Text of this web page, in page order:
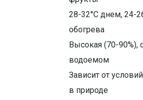
28-32°C днем, 24-
обогрева
Высокая (70-90%),
водоемом
Зависит от
в природе